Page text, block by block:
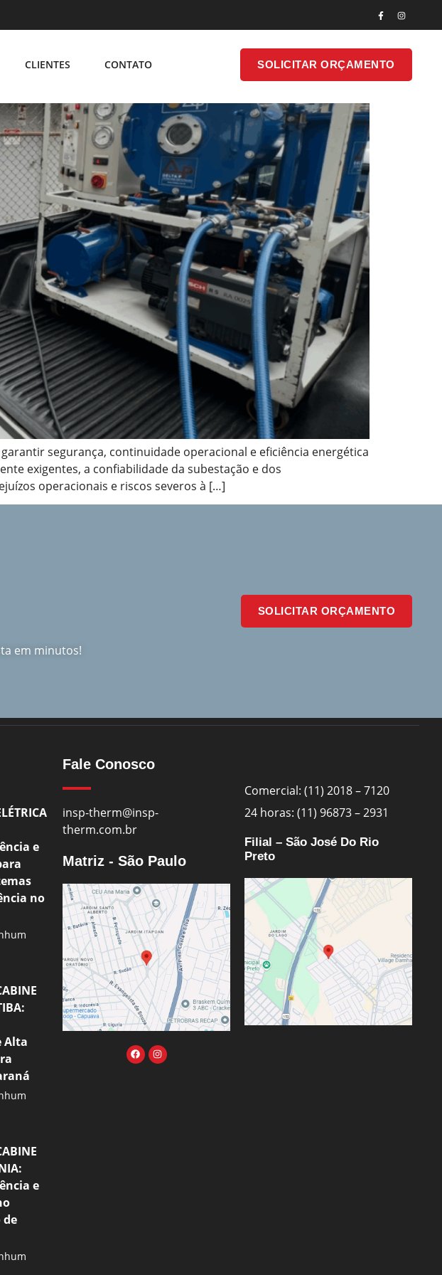
CLIENTES CONTATO SOLICITAR ORÇAMENTO
CLIENTES CONTATO
SOLICITAR
ORÇAMENTO
Especializada Para Fábricas E Indústrias De
segurança, continuidade operacional e eficiência energética
exigentes, a confiabilidade da subestação e dos
operacionais e riscos severos à […]
em minutos!
SOLICITAR ORÇAMENTO
e
no
Alta
e
de
Fale Conosco
insp-therm@insp-
therm.com.br
Matriz - São Paulo
Comercial: (11) 2018 – 7120
24 horas: (11) 96873 – 2931
Filial – São José Do Rio
Preto